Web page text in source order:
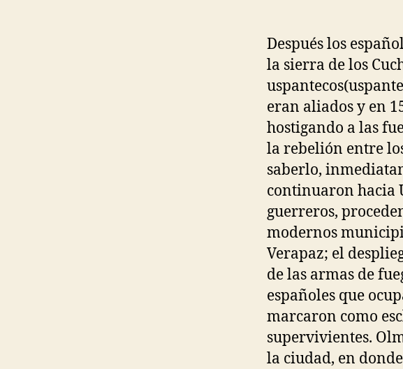
Después los
la sierra de los
eran aliados y en
hostigando a las
la rebelión entre
saberlo,
continuaron hacia
guerreros,
modernos
Verapaz; el
de las armas de
españoles que
marcaron como
supervivientes.
la ciudad, en